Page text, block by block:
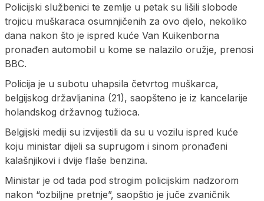
Policijski službenici te zemlje u petak su lišili slobode
trojicu muškaraca osumnjičenih za ovo djelo, nekoliko
dana nakon što je ispred kuće Van Kuikenborna
pronađen automobil u kome se nalazilo oružje, prenosi
BBC.
Policija je u subotu uhapsila četvrtog muškarca,
belgijskog državljanina (21), saopšteno je iz kancelarije
holandskog državnog tužioca.
Belgijski mediji su izvijestili da su u vozilu ispred kuće
koju ministar dijeli sa suprugom i sinom pronađeni
kalašnjikovi i dvije flaše benzina.
Ministar je od tada pod strogim policijskim nadzorom
nakon “ozbiljne pretnje”, saopštio je juče zvaničnik